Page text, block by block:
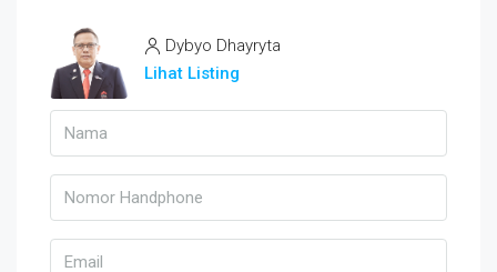
Dybyo Dhayryta
Lihat Listing